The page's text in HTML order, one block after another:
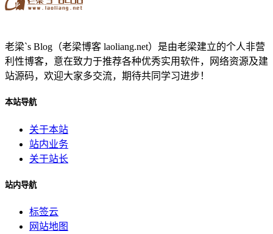
老梁`s Blog（老梁博客 laoliang.net）是由老梁建立的个人非营
利性博客，意在致力于推荐各种优秀实用软件，网络资源及建
站源码，欢迎大家多交流，期待共同学习进步！
本站导航
关于本站
站内业务
关于站长
站内导航
标签云
网站地图